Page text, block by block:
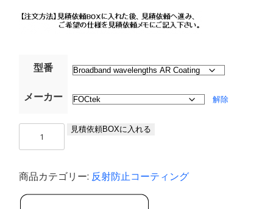
型番
メーカー 解除
ド
バ
ン
見積依頼BOXに入れる
商品カテゴリー: 反射防止コーティング